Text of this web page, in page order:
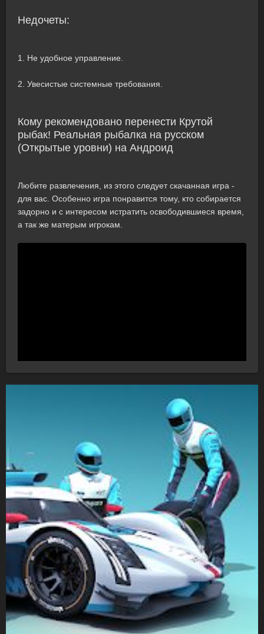
Недочеты:
1. Не удобное управление.
2. Увесистые системные требования.
Кому рекомендовано перенести Крутой
рыбак! Реальная рыбалка на русском
(Открытые уровни) на Андроид
Любите развлечения, из этого следует скачанная игра -
для вас. Особенно игра понравится тому, кто собирается
задорно и с интересом истратить освободившиеся время,
а так же матерым игрокам.